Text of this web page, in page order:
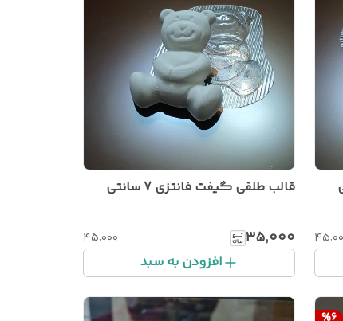
قالب طلقی گیفت فانتزی 7 سانتی
۳۵٬۰۰۰ ۴۵٬۰۰۰
افزودن به سبد